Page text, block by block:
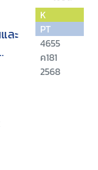
ละ
K
PT
4655
ค181
2568